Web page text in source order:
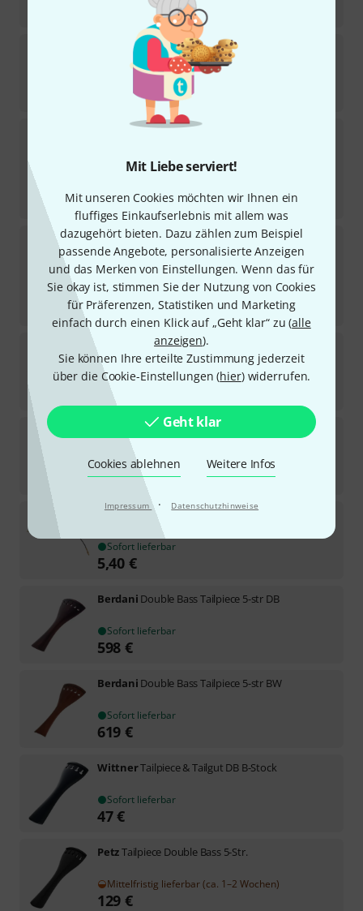
Mit Liebe serviert!
Mit unseren Cookies möchten wir Ihnen ein
fluffiges Einkaufserlebnis mit allem was
dazugehört bieten. Dazu zählen zum Beispiel
passende Angebote, personalisierte Anzeigen
und das Merken von Einstellungen. Wenn das für
Sie okay ist, stimmen Sie der Nutzung von Cookies
für Präferenzen, Statistiken und Marketing
einfach durch einen Klick auf „Geht klar“ zu (alle
anzeigen).
Sie können Ihre erteilte Zustimmung jederzeit
über die Cookie-Einstellungen (hier) widerrufen.
Geht klar
Cookies ablehnen Weitere Infos
Impressum · Datenschutzhinweise
1N-5 Bass Tailpiece Pearwood
1
Mittelfristig lieferbar (ca. 1–2 Wochen)
Tailpiece Double Bass HW 3/4
Sofort lieferbar
UVP:122 €
-24%
GewaTailgut Double Bass 1/2
4
Sofort lieferbar
7,40 €
UVP: 9,83 €
-25%
Scala VilagioBass Tailpiece Maple No.3 4/4
1
Sofort lieferbar
109
1 Bass Tailpiece Pearwood BK
Mittelfristig lieferbar (ca. 1–2 Wochen)
109€
Roth & Junius Double Bass Tailgut Steel 1/4
Sofort lieferbar
5,40 €
Berdani Double Bass Tailpiece 5-str DB
Sofort lieferbar
598 €
Berdani Double Bass Tailpiece 5-str BW
Sofort lieferbar
619 €
WittnerTailpiece & Tailgut DB B-Stock
Sofort lieferbar
47€
PetzTailpiece Double Bass 5-Str.
Mittelfristig lieferbar (ca. 1–2 Wochen)
129 €